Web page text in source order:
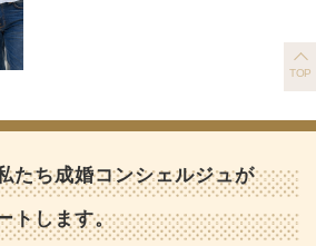
TOP
たち成婚コンシェルジュが
トします。